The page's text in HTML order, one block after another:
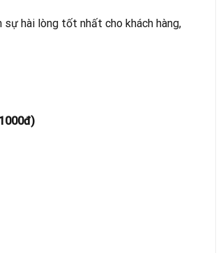
sự hài lòng tốt nhất cho khách hàng,